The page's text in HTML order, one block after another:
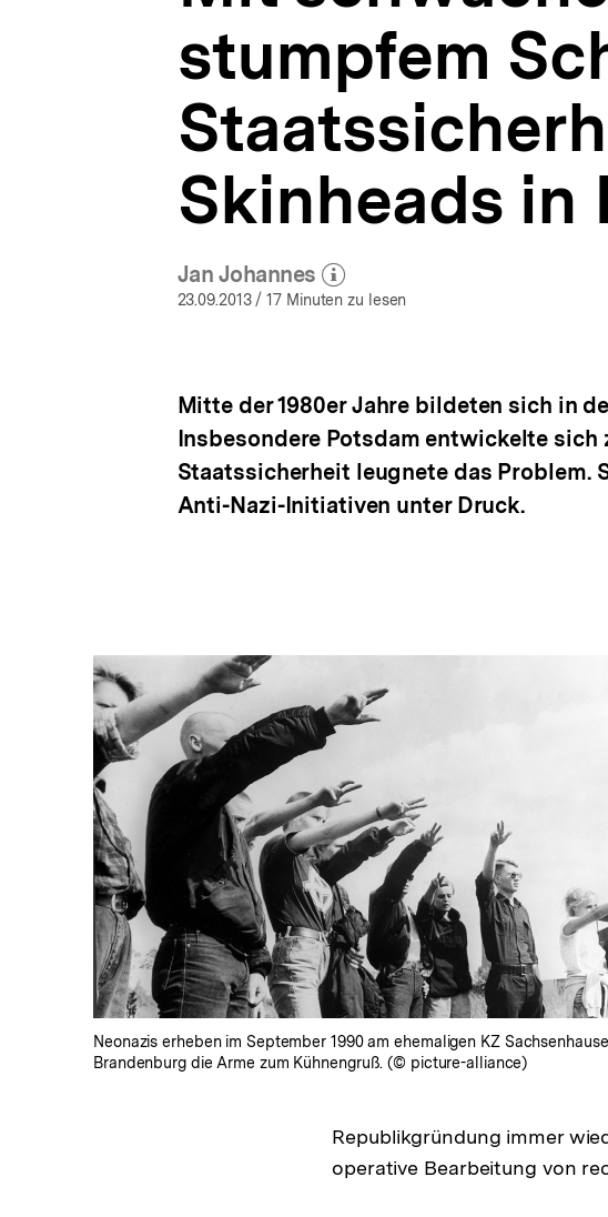
stumpfem
Skinheads in
Jan Johannes
(Mehr zum Autor)
öffnen
23.09.2013/ 17 Minuten zu lesen
Mitte der 1980er Jahre bildeten sich in
Insbesondere Potsdam entwickelte
Staatssicherheit leugnete das Problem.
Anti-Nazi-Initiativen unter Druck.
In
Lightbox
öffnen
Neonazis erheben im September 1990 am ehemaligen KZ
Brandenburg die Arme zum Kühnengruß. (© picture-alliance)
Republikgründung immer
operative Bearbeitung von